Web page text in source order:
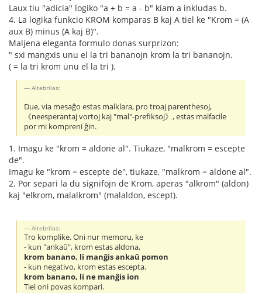
Laux tiu "adicia" logiko "a + b = a - b" kiam a inkludas b.
4. La logika funkcio KROM komparas B kaj A tiel ke "Krom = (A
aux B) minus (A kaj B)".
Maljena eleganta formulo donas surprizon:
" sxi mangxis unu el la tri bananojn krom la tri bananojn.
( = la tri krom unu el la tri ).
Altebrilas:
Due, via mesaĝo estas malklara, pro troaj parenthesoj,
《neesperantaj vortoj kaj "mal"-prefiksoj》, estas malfacile
por mi kompreni ĝin.
1. Imagu ke "krom = aldone al". Tiukaze, "malkrom = escepte
de".
Imagu ke "krom = escepte de", tiukaze, "malkrom = aldone al".
2. Por separi la du signifojn de Krom, aperas "alkrom" (aldon)
kaj "elkrom, malalkrom" (malaldon, escept).
Altebrilas:
Tro komplike. Oni nur memoru, ke
- kun "ankaŭ", krom estas aldona,
krom banano, li manĝis ankaŭ pomon
- kun negativo, krom estas escepta.
krom banano, li ne manĝis ion
Tiel oni povas kompari.